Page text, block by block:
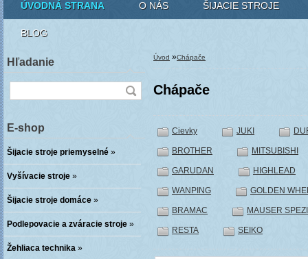
ÚVODNÁ STRANA O NÁS ŠIJACIE STROJE
BLOG
Hľadanie
E-shop
Šijacie stroje priemyselné »
Vyšívacie stroje »
Šijacie stroje domáce »
Podlepovacie a zváracie stroje »
Žehliaca technika »
Úvod »Chápače
Chápače
Cievky JUKI
BROTHER MITSUBISHI
GARUDAN HIGHLEAD
WANPING GOLDEN
BRAMAC MAUSER
RESTA SEIKO